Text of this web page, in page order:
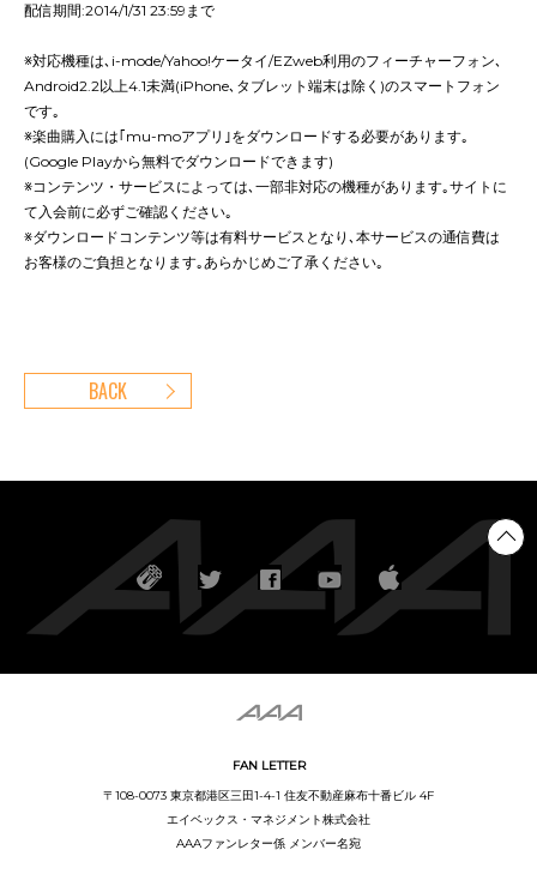
配信期間:2014/1/31 23:59まで
※対応機種は､i-mode/Yahoo!ケータイ/EZweb利用のフィーチャーフォン､
Android2.2以上4.1未満(iPhone､タブレット端末は除く)のスマートフォン
です｡
※楽曲購入には｢mu-moアプリ｣をダウンロードする必要があります｡
(Google Playから無料でダウンロードできます)
※コンテンツ・サービスによっては､一部非対応の機種があります｡サイトに
て入会前に必ずご確認ください｡
※ダウンロードコンテンツ等は有料サービスとなり､本サービスの通信費は
お客様のご負担となります｡あらかじめご了承ください｡
BACK
FAN LETTER
〒108-0073 東京都港区三田1-4-1 住友不動産麻布十番ビル 4F
エイベックス・マネジメント株式会社
AAAファンレター係 メンバー名宛